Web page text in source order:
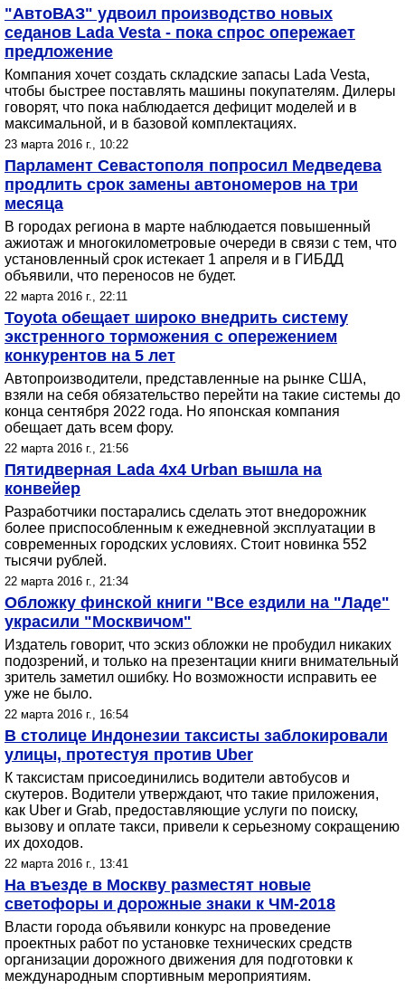
"АвтоВАЗ" удвоил производство новых
седанов Lada Vesta - пока спрос опережает
предложение
Компания хочет создать складские запасы Lada Vesta,
чтобы быстрее поставлять машины покупателям. Дилеры
говорят, что пока наблюдается дефицит моделей и в
максимальной, и в базовой комплектациях.
23 марта 2016 г., 10:22
Парламент Севастополя попросил Медведева
продлить срок замены автономеров на три
месяца
В городах региона в марте наблюдается повышенный
ажиотаж и многокилометровые очереди в связи с тем, что
установленный срок истекает 1 апреля и в ГИБДД
объявили, что переносов не будет.
22 марта 2016 г., 22:11
Toyota обещает широко внедрить систему
экстренного торможения с опережением
конкурентов на 5 лет
Автопроизводители, представленные на рынке США,
взяли на себя обязательство перейти на такие системы до
конца сентября 2022 года. Но японская компания
обещает дать всем фору.
22 марта 2016 г., 21:56
Пятидверная Lada 4х4 Urban вышла на
конвейер
Разработчики постарались сделать этот внедорожник
более приспособленным к ежедневной эксплуатации в
современных городских условиях. Стоит новинка 552
тысячи рублей.
22 марта 2016 г., 21:34
Обложку финской книги "Все ездили на "Ладе"
украсили "Москвичом"
Издатель говорит, что эскиз обложки не пробудил никаких
подозрений, и только на презентации книги внимательный
зритель заметил ошибку. Но возможности исправить ее
уже не было.
22 марта 2016 г., 16:54
В столице Индонезии таксисты заблокировали
улицы, протестуя против Uber
К таксистам присоединились водители автобусов и
скутеров. Водители утверждают, что такие приложения,
как Uber и Grab, предоставляющие услуги по поиску,
вызову и оплате такси, привели к серьезному сокращению
их доходов.
22 марта 2016 г., 13:41
На въезде в Москву разместят новые
светофоры и дорожные знаки к ЧМ-2018
Власти города объявили конкурс на проведение
проектных работ по установке технических средств
организации дорожного движения для подготовки к
международным спортивным мероприятиям.